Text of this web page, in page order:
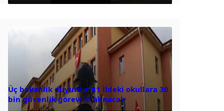
Üç bakanlık duyurdu: 81 ildeki okullara 30
bin güvenlik görevlisi alınacak